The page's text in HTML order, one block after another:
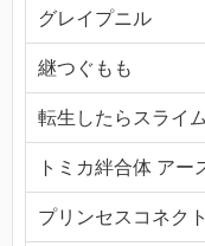
グレイプニル
継つぐもも
転生したらスライ
トミカ絆合体 アー
プリンセスコネク